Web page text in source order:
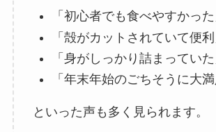
「初心者でも食べやすかった
「殻がカットされていて便利
「身がしっかり詰まっていた
「年末年始のごちそうに大満
といった声も多く見られます。